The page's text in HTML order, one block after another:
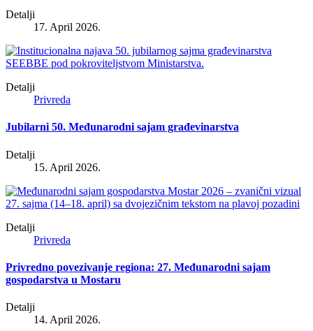
Detalji
17. April 2026.
Detalji
Privreda
Jubilarni 50. Međunarodni sajam građevinarstva
Detalji
15. April 2026.
Detalji
Privreda
Privredno povezivanje regiona: 27. Međunarodni sajam
gospodarstva u Mostaru
Detalji
14. April 2026.